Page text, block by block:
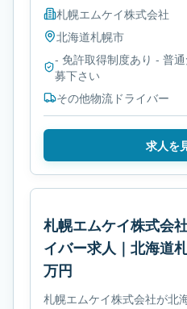
札幌エムケイ株式会社
北海道札幌市
- 免許取得制度あり - 普
募下さい
その他物流ドライバー
求人を
札幌エムケイ株式会
イバー求人｜北海道
万円
札幌エムケイ株式会社が北